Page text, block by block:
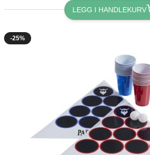
LEGG I HANDLEKURV
-25%